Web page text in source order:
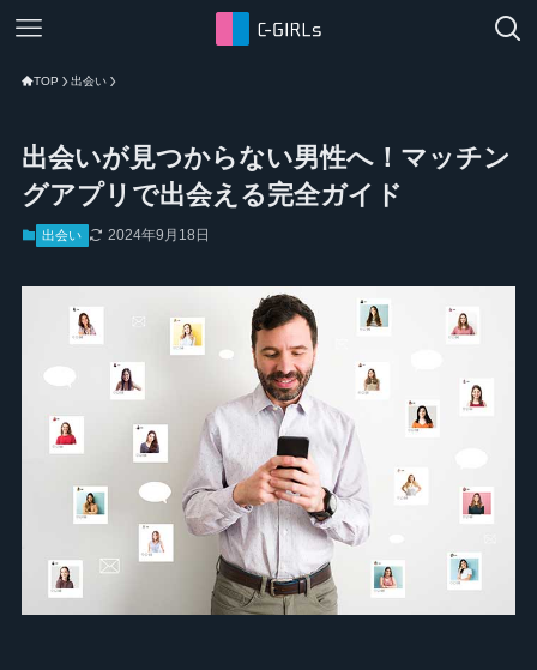
TOP 出会い
出会いが見つからない男性へ！マッチン
グアプリで出会える完全ガイド
出会い 2024年9月18日